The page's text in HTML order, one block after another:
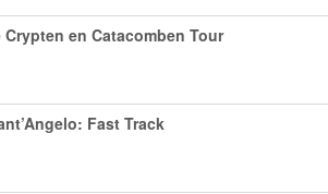
Crypten en Catacomben Tour
Fast Track